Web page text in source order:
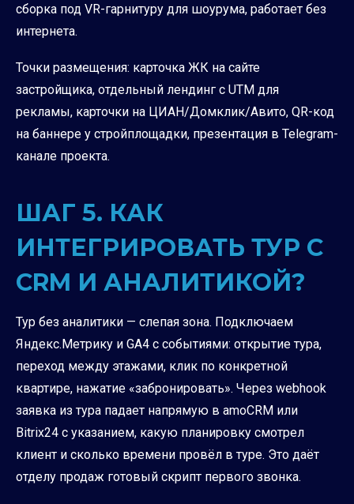
сборка под VR-гарнитуру для шоурума, работает без
интернета.
Точки размещения: карточка ЖК на сайте
застройщика, отдельный лендинг с UTM для
рекламы, карточки на ЦИАН/Домклик/Авито, QR-код
на баннере у стройплощадки, презентация в Telegram-
канале проекта.
ШАГ 5. КАК
ИНТЕГРИРОВАТЬ ТУР С
CRM И АНАЛИТИКОЙ?
Тур без аналитики — слепая зона. Подключаем
Яндекс.Метрику и GA4 с событиями: открытие тура,
переход между этажами, клик по конкретной
квартире, нажатие «забронировать». Через webhook
заявка из тура падает напрямую в amoCRM или
Bitrix24 с указанием, какую планировку смотрел
клиент и сколько времени провёл в туре. Это даёт
отделу продаж готовый скрипт первого звонка.